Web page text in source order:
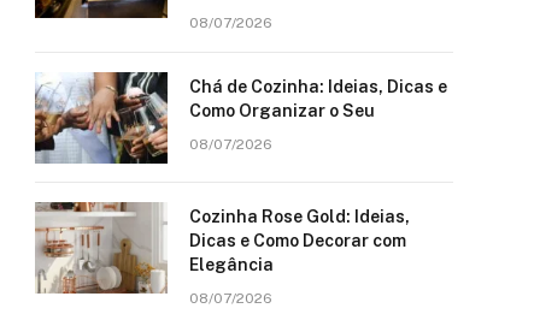
08/07/2026
Chá de Cozinha: Ideias, Dicas e
Como Organizar o Seu
08/07/2026
Cozinha Rose Gold: Ideias,
Dicas e Como Decorar com
Elegância
08/07/2026